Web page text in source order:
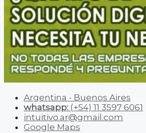
Argentina - Buenos Aires
whatsapp: (+54) 11 3597 6061
intuitivo.ar@gmail.com
Google Maps